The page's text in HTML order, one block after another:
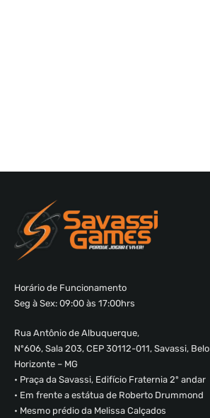
Horário de Funcionamento
Seg à Sex: 09:00 às 17:00hrs
Rua Antônio de Albuquerque,
Nº606, Sala 203, CEP 30112-011, Savassi, Belo
Horizonte – MG
• Praça da Savassi, Edifício Fraternia 2º andar
• Em frente a estátua de Roberto Drummond
• Mesmo prédio da Melissa Calçados